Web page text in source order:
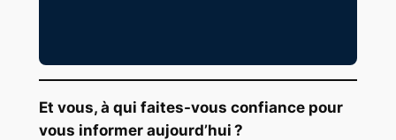
Et vous, à qui faites-vous confiance pour
vous informer aujourd’hui ?